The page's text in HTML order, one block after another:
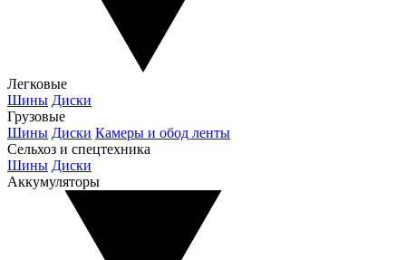
Легковые
Шины Диски
Грузовые
Шины Диски Камеры и обод ленты
Сельхоз и спецтехника
Шины Диски
Аккумуляторы